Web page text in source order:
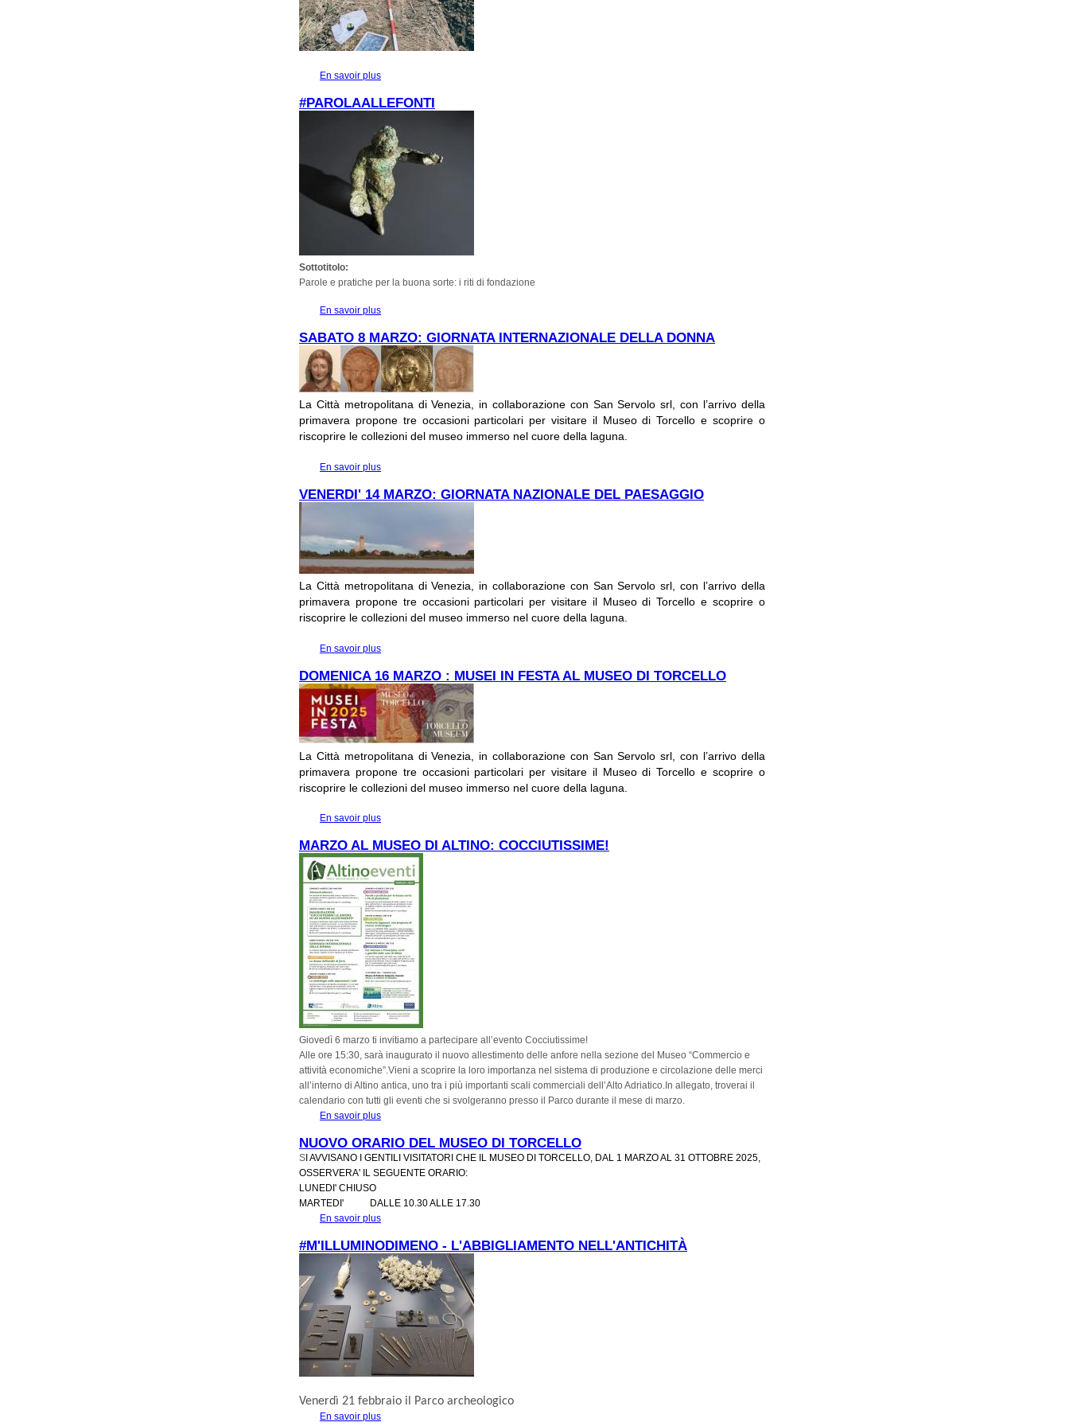
En savoir plus
#PAROLAALLEFONTI
Sottotitolo:
Parole e pratiche per la buona sorte: i riti di fondazione
En savoir plus
SABATO 8 MARZO: GIORNATA INTERNAZIONALE DELLA DONNA
La Città metropolitana di Venezia, in collaborazione con San Servolo srl, con l’arrivo della
primavera propone tre occasioni particolari per visitare il Museo di Torcello e scoprire o
riscoprire le collezioni del museo immerso nel cuore della laguna.
En savoir plus
VENERDI' 14 MARZO: GIORNATA NAZIONALE DEL PAESAGGIO
La Città metropolitana di Venezia, in collaborazione con San Servolo srl, con l’arrivo della
primavera propone tre occasioni particolari per visitare il Museo di Torcello e scoprire o
riscoprire le collezioni del museo immerso nel cuore della laguna.
En savoir plus
DOMENICA 16 MARZO : MUSEI IN FESTA AL MUSEO DI TORCELLO
La Città metropolitana di Venezia, in collaborazione con San Servolo srl, con l’arrivo della
primavera propone tre occasioni particolari per visitare il Museo di Torcello e scoprire o
riscoprire le collezioni del museo immerso nel cuore della laguna.
En savoir plus
MARZO AL MUSEO DI ALTINO: COCCIUTISSIME!
Giovedì 6 marzo ti invitiamo a partecipare all’evento Cocciutissime!
Alle ore 15:30, sarà inauguratoil nuovo allestimento delle anfore nella sezione del Museo “Commercio e
attività economiche”.Vieni a scoprire la loro importanza nel sistema di produzione e circolazione delle merci
all’interno di Altino antica, uno tra i più importanti scali commerciali dell’Alto Adriatico. In allegato, troverai il
calendario con tutti gli eventi che si svolgeranno presso il Parco durante il mese di marzo.
En savoir plus
NUOVO ORARIO DEL MUSEO DI TORCELLO
S I AVVISANO I GENTILI VISITATORI CHE IL MUSEO DI TORCELLO, DAL 1 MARZO AL 31 OTTOBRE 2025,
OSSERVERA' IL SEGUENTE ORARIO:
LUNEDI' CHIUSO
MARTEDI' DALLE 10.30 ALLE 17.30
En savoir plus
#M'ILLUMINODIMENO - L'ABBIGLIAMENTO NELL'ANTICHITÀ
Venerdì 21 febbraio il Parco archeologico
En savoir plus